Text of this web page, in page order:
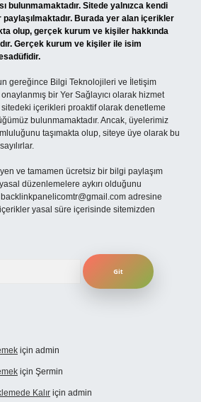
bulunmamaktadır. Sitede yalnızca kendi
paylaşılmaktadır. Burada yer alan içerikler
olup, gerçek kurum ve kişiler hakkında
Gerçek kurum ve kişiler ile isim
gereğince Bilgi Teknolojileri ve İletişim
bir Yer Sağlayıcı olarak hizmet
içerikleri proaktif olarak denetleme
bulunmamaktadır. Ancak, üyelerimiz
taşımakta olup, siteye üye olarak bu
ve tamamen ücretsiz bir bilgi paylaşım
düzenlemelere aykırı olduğunu
backlinkpanelicomtr@gmail.com adresine
yasal süre içerisinde sitemizden
için admin
için Şermin
Kalır için admin